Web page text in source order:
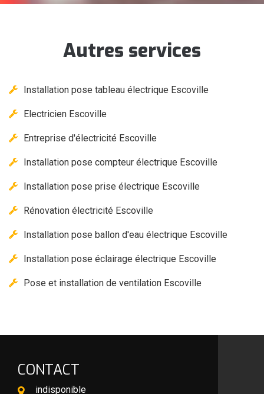
Autres services
Installation pose tableau électrique Escoville
Electricien Escoville
Entreprise d'électricité Escoville
Installation pose compteur électrique Escoville
Installation pose prise électrique Escoville
Rénovation électricité Escoville
Installation pose ballon d'eau électrique Escoville
Installation pose éclairage électrique Escoville
Pose et installation de ventilation Escoville
CONTACT
indisponible